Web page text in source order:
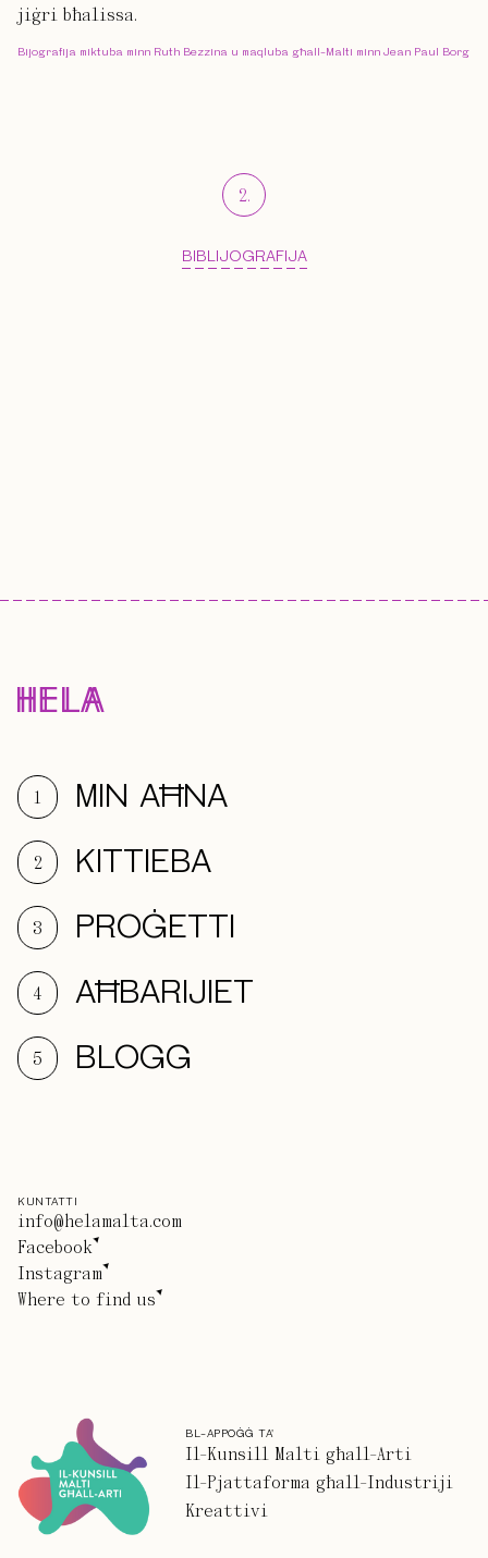
jiġri bħalissa.
Bijografija miktuba minn Ruth Bezzina u maqluba għall-Malti minn Jean Paul Borg
2.
BIBLIJOGRAFIJA
1 MIN AĦNA
2 KITTIEBA
3 PROĠETTI
4 AĦBARIJIET
5 BLOGG
KUNTATTI
info@helamalta.com
Facebook
Instagram
Where to find us
BL-APPOĠĠ TA'
Il-Kunsill Malti għall-Arti
Il-Pjattaforma għall-Industriji
Kreattivi